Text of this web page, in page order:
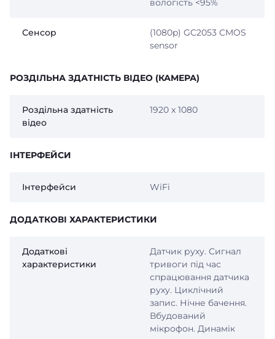
вологість <95%
Сенсор
(1080p) GC2053 CMOS
sensor
РОЗДІЛЬНА ЗДАТНІСТЬ ВІДЕО (КАМЕРА)
Роздільна здатність
відео
1920 x 1080
ІНТЕРФЕЙСИ
Інтерфейси WiFi
ДОДАТКОВІ ХАРАКТЕРИСТИКИ
Додаткові
характеристики
Датчик руху. Сигнал
тривоги під час
спрацювання датчика
руху. Циклічний
запис. Нічне бачення.
Вбудований
мікрофон. Динамік